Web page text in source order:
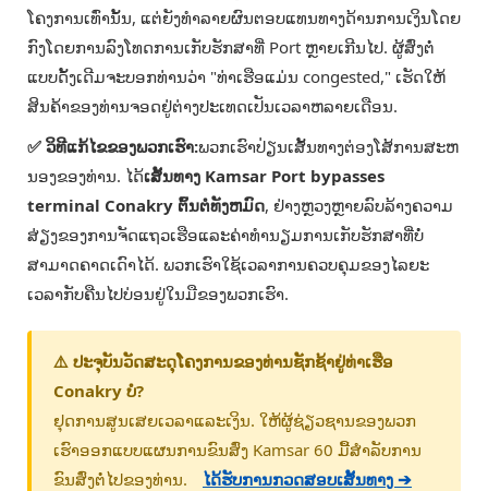
ໂຄງການເທົ່ານັ້ນ, ແຕ່ຍັງທໍາລາຍຜົນຕອບແທນທາງດ້ານການເງິນໂດຍ
ກົງໂດຍການລົງໂທດການເກັບຮັກສາທີ່ Port ຫຼາຍເກີນໄປ. ຜູ້ສົ່ງຕໍ່
ແບບດັ້ງເດີມຈະບອກທ່ານວ່າ "ທ່າເຮືອແມ່ນ congested," ເຮັດໃຫ້
ສິນຄ້າຂອງທ່ານຈອດຢູ່ຕ່າງປະເທດເປັນເວລາຫລາຍເດືອນ.
✅ ວິທີແກ້ໄຂຂອງພວກເຮົາ:ພວກເຮົາປ່ຽນເສັ້ນທາງຕ່ອງໂສ້ການສະຫ
ນອງຂອງທ່ານ. ໄດ້ເສັ້ນທາງ Kamsar Port bypasses
terminal Conakry ຕົ້ນຕໍທັງຫມົດ, ຢ່າງຫຼວງຫຼາຍລົບລ້າງຄວາມ
ສ່ຽງຂອງການຈັດແຖວເຮືອແລະຄ່າທໍານຽມການເກັບຮັກສາທີ່ບໍ່
ສາມາດຄາດເດົາໄດ້. ພວກເຮົາໃຊ້ເວລາການຄວບຄຸມຂອງໄລຍະ
ເວລາກັບຄືນໄປບ່ອນຢູ່ໃນມືຂອງພວກເຮົາ.
⚠️ ປະຈຸບັນວັດສະດຸໂຄງການຂອງທ່ານຊັກຊ້າຢູ່ທ່າເຮືອ
Conakry ບໍ?
ຢຸດການສູນເສຍເວລາແລະເງິນ. ໃຫ້ຜູ້ຊ່ຽວຊານຂອງພວກ
ເຮົາອອກແບບແຜນການຂົນສົ່ງ Kamsar 60 ມື້ສໍາລັບການ
ຂົນສົ່ງຕໍ່ໄປຂອງທ່ານ.
ໄດ້ຮັບການກວດສອບເສັ້ນທາງ ➔